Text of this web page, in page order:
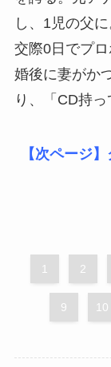
し、1児の父
交際0日でプ
婚後に妻がか
り、「CD持っ
【次ページ
1 2
9 10